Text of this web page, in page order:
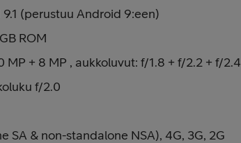
(perustuu Android 9:een)
ROM
MP + 8 MP , aukkoluvut: f/1.8 + f/2.2 + f/2.4
f/2.0
SA & non-standalone NSA), 4G, 3G, 2G